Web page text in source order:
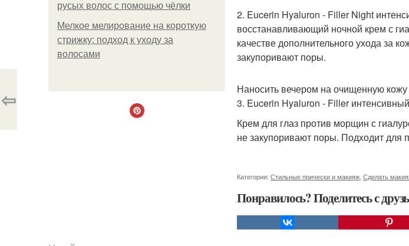
русых волос с помощью чёлки
Мелкое мелирование на короткую
стрижку: подход к уходу за
волосами
2. Eucerin Hyaluron - Filler Night
восстанавливающий ночной крем с
качестве дополнительного ухода за
закупоривают поры.
Наносить вечером на очищенную кожу
3. Eucerin Hyaluron - Filler
Крем для глаз против морщин с
не закупоривают поры. Подходит для
Категории: Стильные прически и макияж Сделать
Понравилось? Поделитесь с
⇦